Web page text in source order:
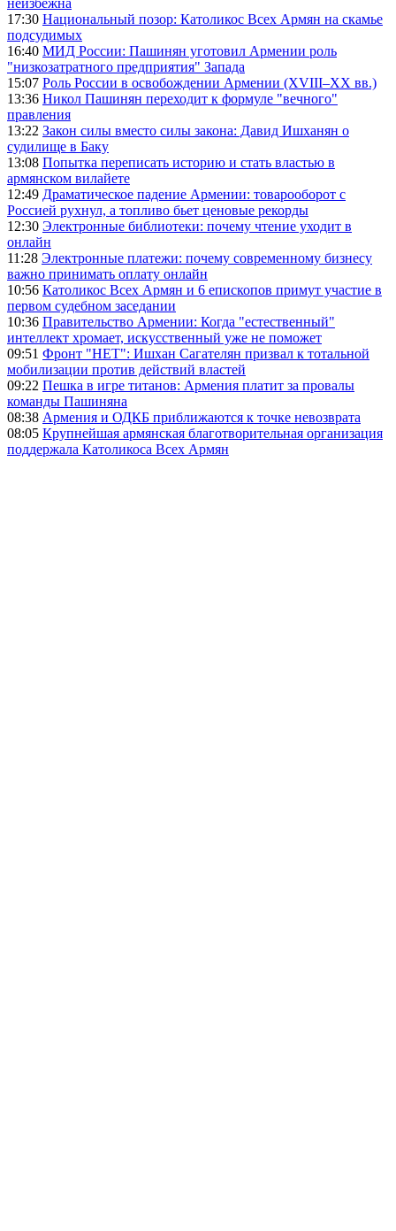
неизбежна
17:30 Национальный позор: Католикос Всех Армян на скамье
подсудимых
16:40 МИД России: Пашинян уготовил Армении роль
"низкозатратного предприятия" Запада
15:07 Роль России в освобождении Армении (XVIII–XX вв.)
13:36 Никол Пашинян переходит к формуле "вечного"
правления
13:22 Закон силы вместо силы закона: Давид Ишханян о
судилище в Баку
13:08 Попытка переписать историю и стать властью в
армянском вилайете
12:49 Драматическое падение Армении: товарооборот с
Россией рухнул, а топливо бьет ценовые рекорды
12:30 Электронные библиотеки: почему чтение уходит в
онлайн
11:28 Электронные платежи: почему современному бизнесу
важно принимать оплату онлайн
10:56 Католикос Всех Армян и 6 епископов примут участие в
первом судебном заседании
10:36 Правительство Армении: Когда "естественный"
интеллект хромает, искусственный уже не поможет
09:51 Фронт "НЕТ": Ишхан Сагателян призвал к тотальной
мобилизации против действий властей
09:22 Пешка в игре титанов: Армения платит за провалы
команды Пашиняна
08:38 Армения и ОДКБ приближаются к точке невозврата
08:05 Крупнейшая армянская благотворительная организация
поддержала Католикоса Всех Армян